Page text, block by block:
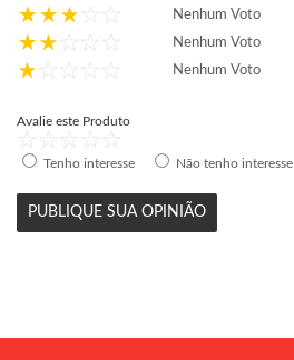
Nenhum Voto
Nenhum Voto
Nenhum Voto
Avalie este Produto
Tenho interesse Não tenho interesse
PUBLIQUE SUA OPINIÃO